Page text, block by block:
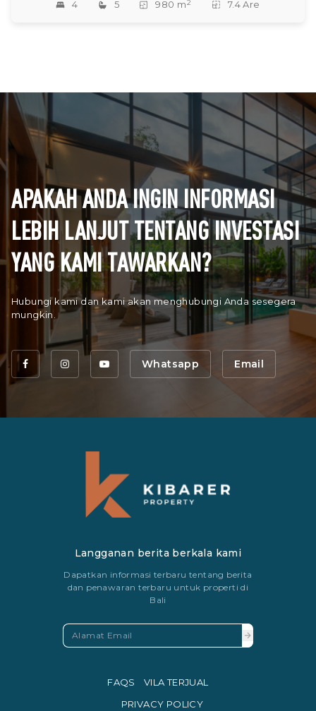
4 5 980 m 2 7.4 Are
APAKAH ANDA INGIN INFORMASI
LEBIH LANJUT TENTANG INVESTASI
YANG KAMI TAWARKAN?
Hubungi kami dan kami akan menghubungi Anda sesegera
mungkin.
Whatsapp Email
Langganan berita berkala kami
Dapatkan informasi terbaru tentang berita
dan penawaran terbaru untuk properti di
Bali
FAQS
VILA TERJUAL
PRIVACY POLICY